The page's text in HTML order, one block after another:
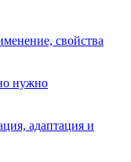
свойства
нужно
адаптация и